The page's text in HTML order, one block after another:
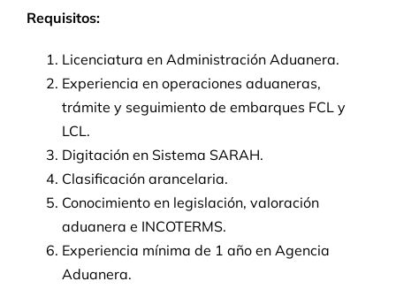
Requisitos:
Licenciatura en Administración Aduanera.
Experiencia en operaciones aduaneras,
trámite y seguimiento de embarques FCL y
LCL.
Digitación en Sistema SARAH.
Clasificación arancelaria.
Conocimiento en legislación, valoración
aduanera e INCOTERMS.
Experiencia mínima de 1 año en Agencia
Aduanera.